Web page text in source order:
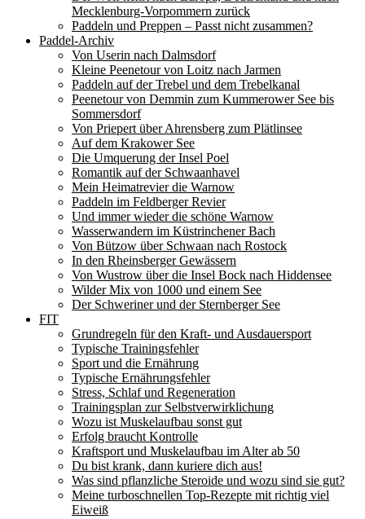
Mecklenburg-Vorpommern zurück
Paddeln und Preppen – Passt nicht zusammen?
Paddel-Archiv
Von Userin nach Dalmsdorf
Kleine Peenetour von Loitz nach Jarmen
Paddeln auf der Trebel und dem Trebelkanal
Peenetour von Demmin zum Kummerower See bis
Sommersdorf
Von Priepert über Ahrensberg zum Plätlinsee
Auf dem Krakower See
Die Umquerung der Insel Poel
Romantik auf der Schwaanhavel
Mein Heimatrevier die Warnow
Paddeln im Feldberger Revier
Und immer wieder die schöne Warnow
Wasserwandern im Küstrinchener Bach
Von Bützow über Schwaan nach Rostock
In den Rheinsberger Gewässern
Von Wustrow über die Insel Bock nach Hiddensee
Wilder Mix von 1000 und einem See
Der Schweriner und der Sternberger See
FIT
Grundregeln für den Kraft- und Ausdauersport
Typische Trainingsfehler
Sport und die Ernährung
Typische Ernährungsfehler
Stress, Schlaf und Regeneration
Trainingsplan zur Selbstverwirklichung
Wozu ist Muskelaufbau sonst gut
Erfolg braucht Kontrolle
Kraftsport und Muskelaufbau im Alter ab 50
Du bist krank, dann kuriere dich aus!
Was sind pflanzliche Steroide und wozu sind sie gut?
Meine turboschnellen Top-Rezepte mit richtig viel
Eiweiß